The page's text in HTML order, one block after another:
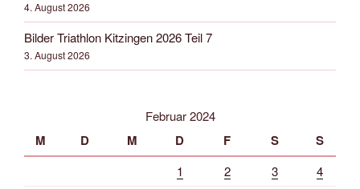
4. August 2026
Bilder Triathlon Kitzingen 2026 Teil 7
3. August 2026
Februar 2024
M D M D F S S
1 2 3
4